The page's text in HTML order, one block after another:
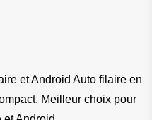
et Android Auto filaire en
Meilleur choix pour